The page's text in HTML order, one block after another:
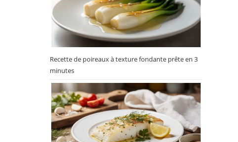
Recette de poireaux à texture fondante prête en 3
minutes